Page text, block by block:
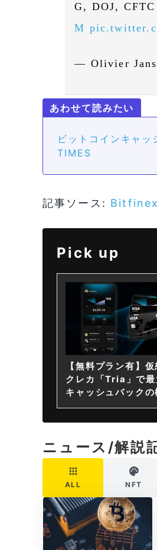
G, DOJ,
M
— Olivier
ビットコインキャ
TIMES
記事ソース: Bitfinex
Pick up
【無料プラン有】
クレカ「Tria」で最
キャッシュバックの
ニュース/解説
ALL NFT